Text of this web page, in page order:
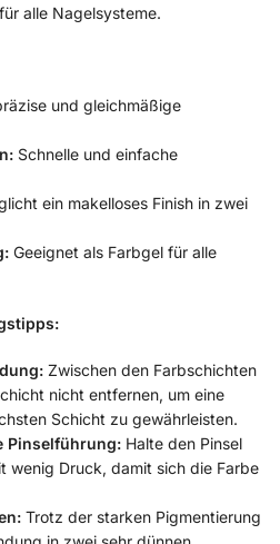
alle Nagelsysteme.
und gleichmäßige
Schnelle und einfache
ein makelloses Finish in zwei
Geeignet als Farbgel für alle
Zwischen den Farbschichten
nicht entfernen, um eine
Schicht zu gewährleisten.
Pinselführung: Halte den Pinsel
wenig Druck, damit sich die Farbe
Trotz der starken Pigmentierung